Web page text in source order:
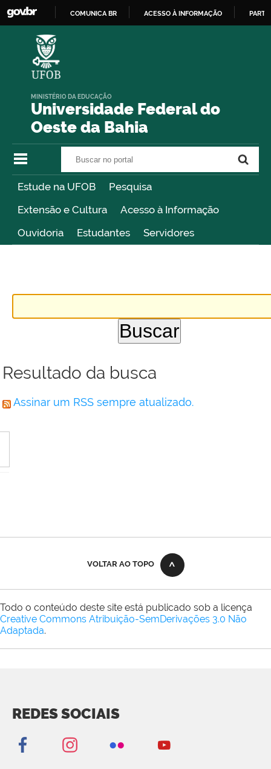
COMUNICA BR ACESSO À INFORMAÇÃO
Universidade Federal do
Oeste da Bahia
MINISTÉRIO DA EDUCAÇÃO
Estude na UFOB
Pesquisa
Extensão e Cultura
Acesso à Informação
Ouvidoria
Estudantes Servidores
Resultado da busca
Assinar um RSS sempre atualizado.
VOLTAR AO TOPO
Todo o conteúdo deste site está publicado sob a licença
Creative Commons Atribuição-SemDerivações 3.0 Não
Adaptada.
REDES SOCIAIS